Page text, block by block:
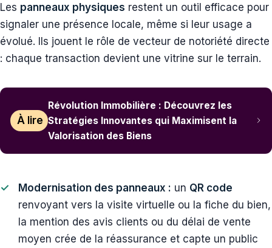
Les panneaux physiques restent un outil efficace pour
signaler une présence locale, même si leur usage a
évolué. Ils jouent le rôle de vecteur de notoriété directe
: chaque transaction devient une vitrine sur le terrain.
À lire
Révolution Immobilière : Découvrez les
Stratégies Innovantes qui Maximisent la
Valorisation des Biens
Modernisation des panneaux : un QR code
renvoyant vers la visite virtuelle ou la fiche du bien,
la mention des avis clients ou du délai de vente
moyen crée de la réassurance et capte un public